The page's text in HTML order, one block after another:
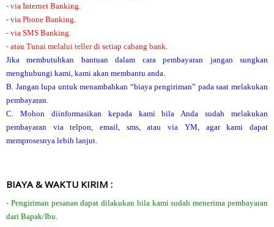
- via Internet Banking.
- via Phone Banking.
- via SMS Banking.
- atau Tunai melalui teller di setiap cabang bank.
Jika membutuhkan bantuan dalam cara pembayaran jangan sungkan
menghubungi kami, kami akan membantu anda.
B. Jangan lupa untuk menambahkan “biaya pengiriman” pada saat melakukan
pembayaran.
C. Mohon diinformasikan kepada kami bila Anda sudah melakukan
pembayaran via telpon, email, sms, atau via YM, agar kami dapat
memprosesnya lebih lanjut.
BIAYA & WAKTU KIRIM :
- Pengiriman pesanan dapat dilakukan bila kami sudah menerima pembayaran
dari Bapak/Ibu.